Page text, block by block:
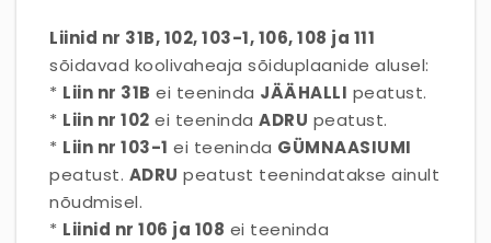
Liinid nr 31B, 102, 103-1, 106, 108 ja 111
sõidavad koolivaheaja sõiduplaanide alusel:
* Liin nr 31B ei teeninda JÄÄHALLI peatust.
* Liin nr 102 ei teeninda ADRU peatust.
* Liin nr 103-1 ei teeninda GÜMNAASIUMI
peatust. ADRU peatust teenindatakse ainult
nõudmisel.
* Liinid nr 106 ja 108 ei teeninda